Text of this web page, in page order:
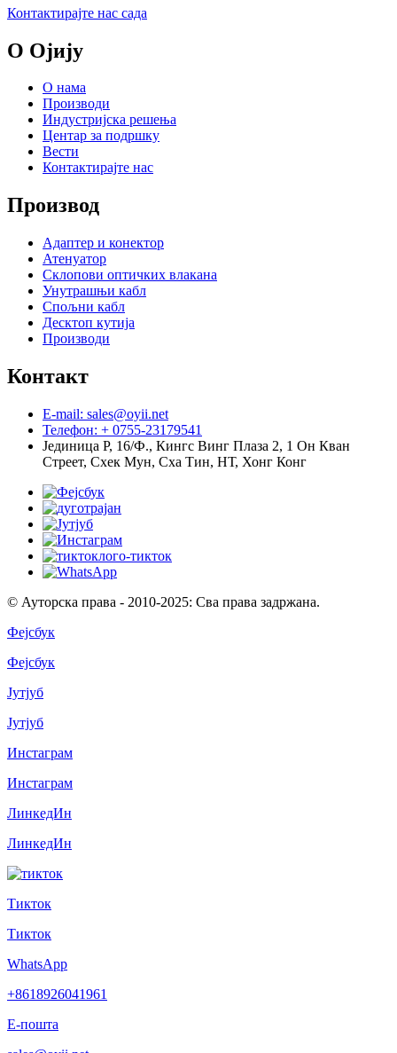
Контактирајте нас сада
О Ојију
О нама
Производи
Индустријска решења
Центар за подршку
Вести
Контактирајте нас
Производ
Адаптер и конектор
Атенуатор
Склопови оптичких влакана
Унутрашњи кабл
Спољни кабл
Десктоп кутија
Производи
Контакт
E-mail: sales@oyii.net
Телефон: + 0755-23179541
Јединица Р, 16/Ф., Кингс Винг Плаза 2, 1 Он Кван
Стреет, Схек Мун, Сха Тин, НТ, Хонг Конг
© Ауторска права - 2010-2025: Сва права задржана.
Фејсбук
Фејсбук
Јутјуб
Јутјуб
Инстаграм
Инстаграм
ЛинкедИн
ЛинкедИн
Тикток
Тикток
WhatsApp
+8618926041961
Е-пошта